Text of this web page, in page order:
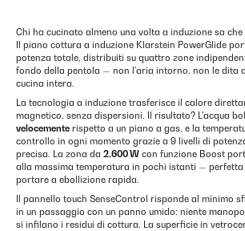
Chi ha cucinato almeno una volta a induzione sa
Il piano cottura a induzione Klarstein PowerGlide
potenza totale, distribuiti su quattro zone
fondo della pentola — non l'aria intorno, non le dita
cucina intera.
La tecnologia a induzione trasferisce il calore
magnetico, senza dispersioni. Il risultato? L'acqua
velocemente rispetto a un piano a gas, e la
controllo in ogni momento grazie a 9 livelli di
precisa. La zona da 2.600 W con funzione Boost
alla massima temperatura in pochi istanti —
portare a ebollizione rapida.
Il pannello touch SenseControl risponde al minimo
in un passaggio con un panno umido: niente
si infilano i residui di cottura. La superficie in